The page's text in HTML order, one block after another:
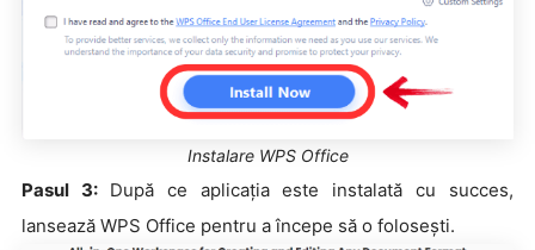
Instalare WPS Office
Pasul 3: După ce aplicația este instalată cu succes,
lansează WPS Office pentru a începe să o folosești.